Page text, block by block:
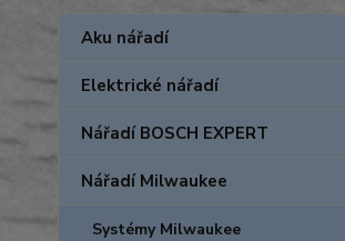
Aku nářadí
Elektrické nářadí
Nářadí BOSCH EXPERT
Nářadí Milwaukee
Systémy Milwaukee